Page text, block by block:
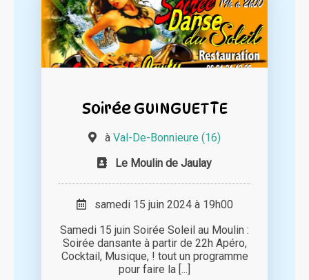
Soirée GUINGUETTE
à Val-De-Bonnieure (16)
Le Moulin de Jaulay
samedi 15 juin 2024 à 19h00
Samedi 15 juin Soirée Soleil au Moulin :
Soirée dansante à partir de 22h Apéro,
Cocktail, Musique, ! tout un programme
pour faire la [...]